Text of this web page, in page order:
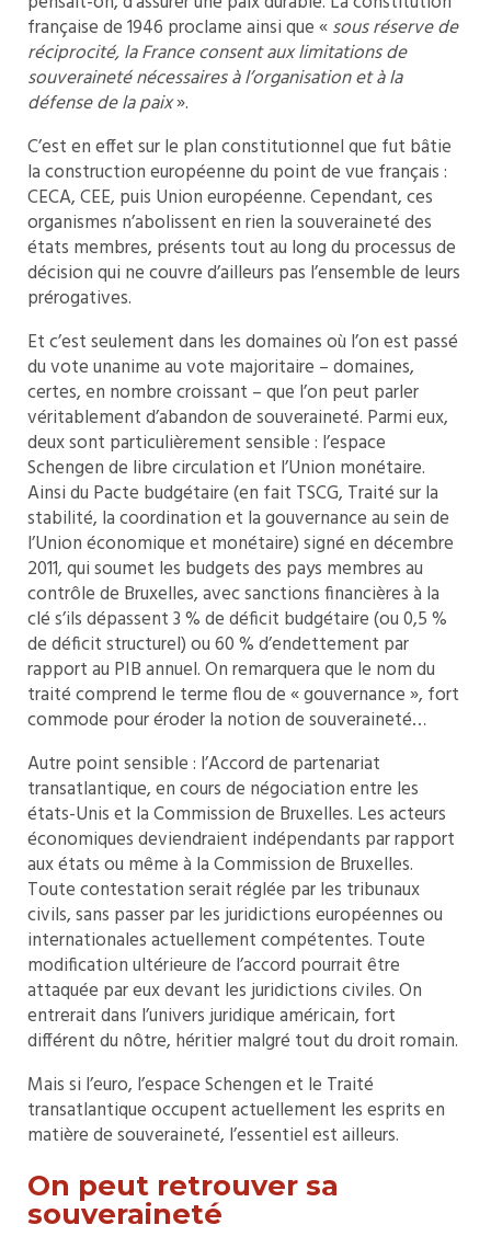
française de 1946 proclame ainsi que «sous réserve de
réciprocité, la France consent aux limitations de
souveraineté nécessaires à l’organisation et à la
défense de la paix».
C’est en effet sur le plan constitutionnel que fut bâtie
la construction européenne du point de vue français :
CECA, CEE, puis Union européenne. Cependant, ces
organismes n’abolissent en rien la souveraineté des
états membres, présents tout au long du processus de
décision qui ne couvre d’ailleurs pas l’ensemble de leurs
prérogatives.
Et c’est seulement dans les domaines où l’on est passé
du vote unanime au vote majoritaire – domaines,
certes, en nombre croissant – que l’on peut parler
véritablement d’abandon de souveraineté. Parmi eux,
deux sont particulièrement sensible : l’espace
Schengen de libre circulation et l’Union monétaire.
Ainsi du Pacte budgétaire (en fait TSCG, Traité sur la
stabilité, la coordination et la gouvernance au sein de
l’Union économique et monétaire) signé en décembre
2011, qui soumet les budgets des pays membres au
contrôle de Bruxelles, avec sanctions financières à la
clé s’ils dépassent 3 % de déficit budgétaire (ou 0,5 %
de déficit structurel) ou 60 % d’endettement par
rapport au PIB annuel. On remarquera que le nom du
traité comprend le terme flou de « gouvernance », fort
commode pour éroder la notion de souveraineté…
Autre point sensible : l’Accord de partenariat
transatlantique, en cours de négociation entre les
états-Unis et la Commission de Bruxelles. Les acteurs
économiques deviendraient indépendants par rapport
aux états ou même à la Commission de Bruxelles.
Toute contestation serait réglée par les tribunaux
civils, sans passer par les juridictions européennes ou
internationales actuellement compétentes. Toute
modification ultérieure de l’accord pourrait être
attaquée par eux devant les juridictions civiles. On
entrerait dans l’univers juridique américain, fort
différent du nôtre, héritier malgré tout du droit romain.
Mais si l’euro, l’espace Schengen et le Traité
transatlantique occupent actuellement les esprits en
matière de souveraineté, l’essentiel est ailleurs.
On peut retrouver sa
souveraineté